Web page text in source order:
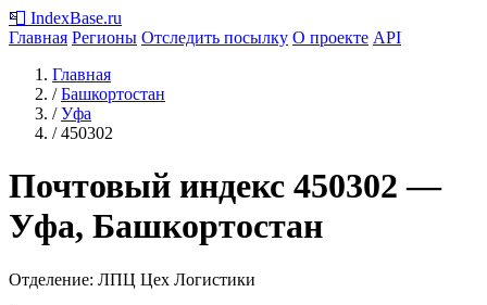
📮 IndexBase.ru
Главная Регионы Отследить посылку О проекте API
Главная
/ Башкортостан
/ Уфа
/ 450302
Почтовый индекс 450302 —
Уфа, Башкортостан
Отделение: ЛПЦ Цех Логистики